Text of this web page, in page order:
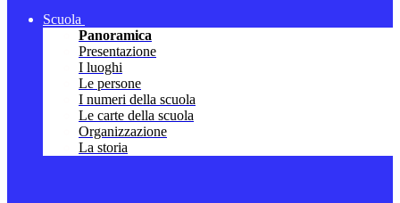
Scuola
Panoramica
Presentazione
I luoghi
Le persone
I numeri della scuola
Le carte della scuola
Organizzazione
La storia